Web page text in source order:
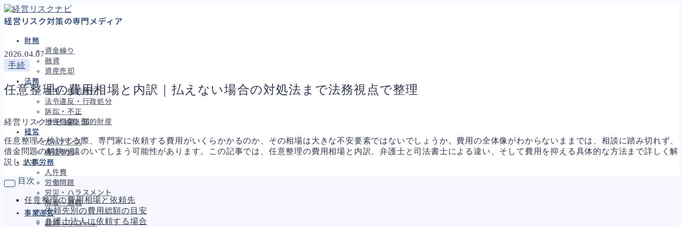
経営リスク対策の専門メディア
財務
資金繰り
融資
資産売却
法務
差押・強制執行
法令違反・行政処分
訴訟・不正
損害賠償・知的財産
経営
ガバナンス
再建準備
人事労務
人件費
労働問題
労災・ハラスメント
解雇・退職
事業運営
品質・リコール
2026.04.07
手続
任意整理の費用相場と内訳｜払えない場合の対処法まで法務視点で整理
経営リスクナビ編集部
任意整理を検討する際、専門家に依頼する費用がいくらかかるのか、その相場は大きな不安要素ではないでしょうか。費用の全体像がわからないままでは、相談に踏み切れず、
借金問題の解決が遠のいてしまう可能性があります。この記事では、任意整理の費用相場と内訳、弁護士と司法書士による違い、そして費用を抑える具体的な方法まで詳しく解
説します。
目次
任意整理の費用相場と依頼先
依頼先別の費用総額の目安
弁護士法人に依頼する場合